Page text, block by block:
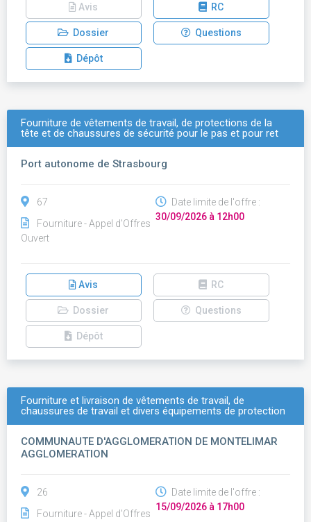
Avis RC
Dossier Questions
Dépôt
Fourniture de vêtements de travail, de protections de la
tête et de chaussures de sécurité pour le pas et pour ret
Port autonome de Strasbourg
67
Fourniture - Appel d'Offres
Ouvert
Date limite de l'offre :
30/09/2026 à 12h00
Avis RC
Dossier Questions
Dépôt
Fourniture et livraison de vêtements de travail, de
chaussures de travail et divers équipements de protection
COMMUNAUTE D'AGGLOMERATION DE MONTELIMAR
AGGLOMERATION
26
Fourniture - Appel d'Offres
Date limite de l'offre :
15/09/2026 à 17h00